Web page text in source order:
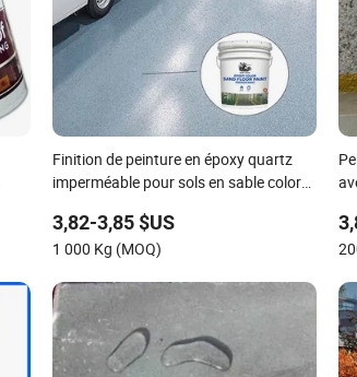
Finition de peinture en époxy quartz
imperméable pour sols en sable coloré
3,82-3,85 $US
1 000 Kg (MOQ)